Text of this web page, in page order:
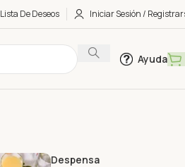
Lista De Deseos Iniciar Sesión /
Ayuda
Despensa